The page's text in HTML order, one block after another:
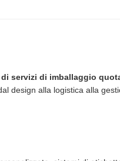
servizi di imballaggio
design alla logistica alla